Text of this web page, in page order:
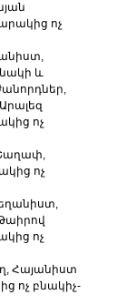
ոչ
և
ոչ
Շաղափ,
ոչ
ոչ
Հայանիստ
ոչ բնակիչ-